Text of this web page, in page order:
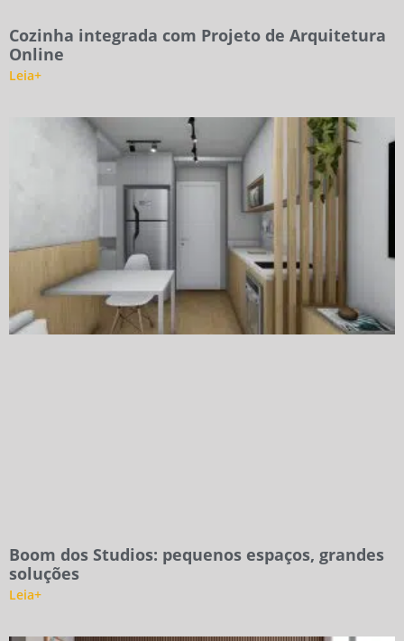
Cozinha integrada com Projeto de Arquitetura
Online
Leia+
Boom dos Studios: pequenos espaços, grandes
soluções
Leia+